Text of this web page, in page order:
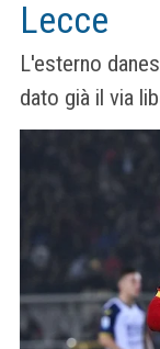
Lecce
L'esterno
dato già il via